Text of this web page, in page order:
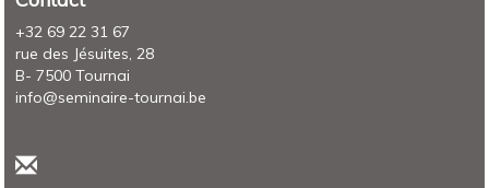
+32 69 22 31 67
rue des Jésuites, 28
B- 7500 Tournai
info@seminaire-tournai.be